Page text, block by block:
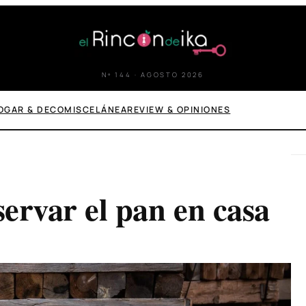
Nº 144 · AGOSTO 2026
& DECOMISCELÁNEAREVIEW & OPINIONES
el pan en casa